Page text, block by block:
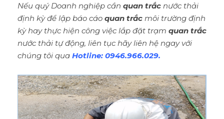
Nếu quý Doanh nghiệp cần quan trắc nước thải
định kỳ để lập báo cáo quan trắc môi trường định
kỳ hay thực hiện công việc lắp đặt trạm quan trắc
nước thải tự động, liên tục hãy liên hệ ngay với
chúng tôi qua Hotline: 0946.966.029.